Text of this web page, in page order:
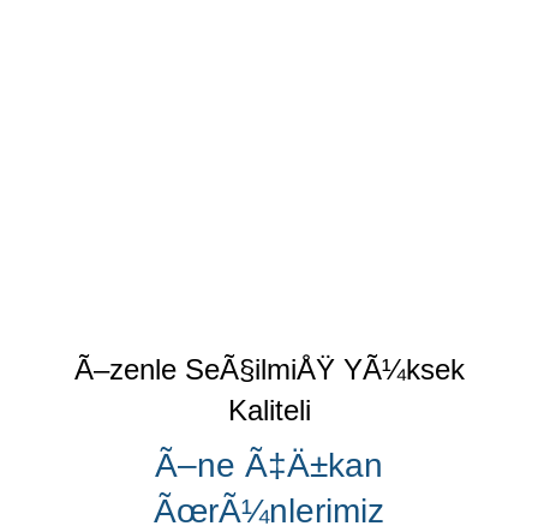
Ã–zenle SeÃ§ilmiÅŸ YÃ¼ksek
Kaliteli
Ã–ne Ã‡Ä±kan
ÃœrÃ¼nlerimiz